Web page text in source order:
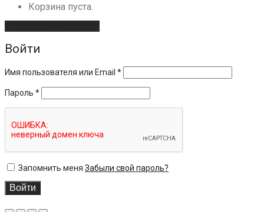
Корзина пуста.
Войти
Имя пользователя или Email *
Пароль *
Запомнить меня Забыли свой пароль?
Войти